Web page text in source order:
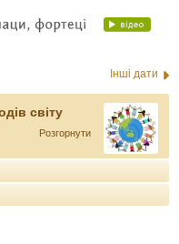
Інші дати
світу
Розгорнути